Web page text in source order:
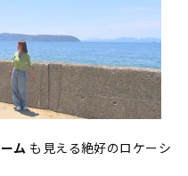
ム も見える絶好のロケーシ